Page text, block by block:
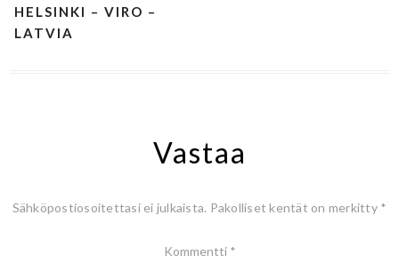
HELSINKI – VIRO –
LATVIA
Vastaa
Sähköpostiosoitettasi ei julkaista. Pakolliset kentät on merkitty *
Kommentti *